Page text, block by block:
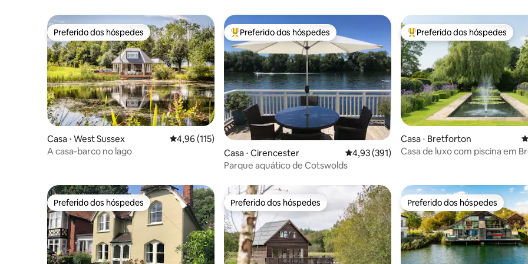
Preferido dos hóspedes
Preferido dos hóspedes
Casa ⋅ West Sussex 4,96 de uma avaliação média de 5, 115 avaliações
4,96 (115)
A casa-barco no lago
Entre os melhores preferidos dos hóspedes
Preferido dos hóspedes
Casa ⋅ Cirencester 4,93 de uma avaliação média de 5, 391
4,93 (391)
Parque aquático de Cotswolds
Entre os melhores preferidos
Preferido dos hóspedes
Casa ⋅ Bretforton
Casa de luxo com piscina em
Preferido dos hóspedes
Preferido dos hóspedes Preferido dos hóspedes
Preferido dos hóspedes Preferido dos hóspedes
Preferido dos hóspedes